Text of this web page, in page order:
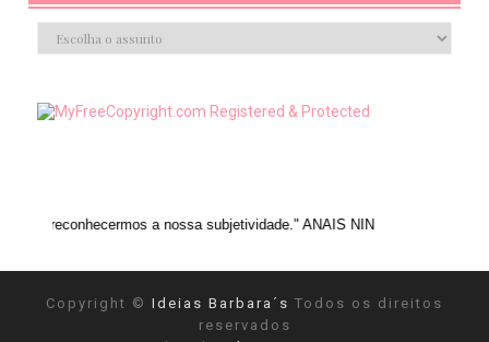
a nossa subjetividade." ANAIS NIN
Copyright © Ideias Barbara´s Todos os direitos
reservados